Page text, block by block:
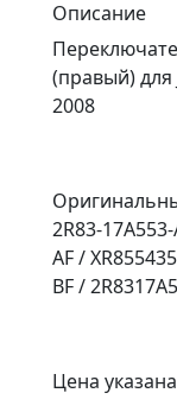
Описание
(правый) для
2008
2R83-
AF /
BF /
Цена